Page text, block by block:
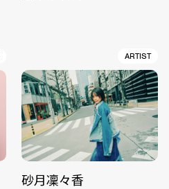
ARTIST
砂月凜々香